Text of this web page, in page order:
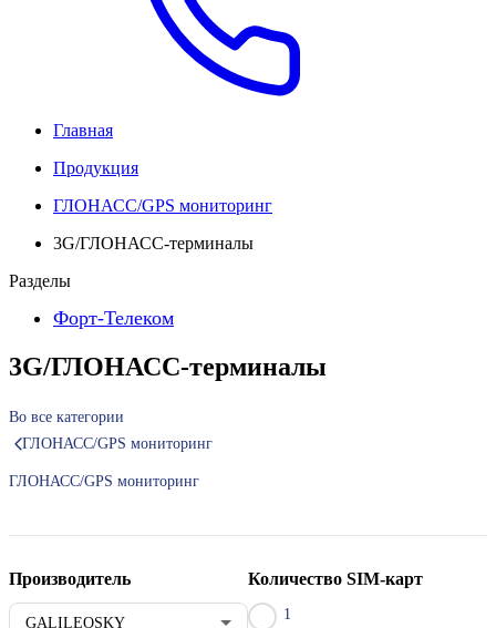
Главная
Продукция
ГЛОНАСС/GPS мониторинг
3G/ГЛОНАСС-терминалы
Разделы
Форт-Телеком
3G/ГЛОНАСС-терминалы
Во все категории
ГЛОНАСС/GPS мониторинг
ГЛОНАСС/GPS мониторинг
Производитель
GALILEOSKY
Количество SIM-карт
1